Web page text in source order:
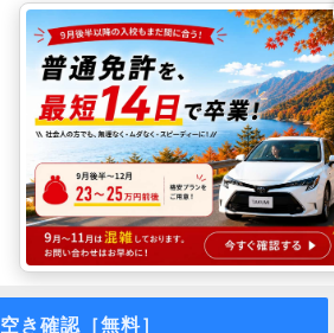
空き確認［無料］